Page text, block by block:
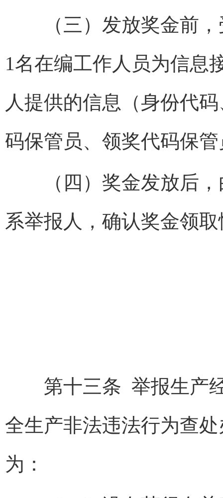
（三）发放奖金前，
1名在编工作人员为信息
人提供的信息（身份代
码保管员、领奖代码保
（四）奖金发放后，
系举报人，确认奖金领
第十三条 举报生产经
全生产非法违法行为查
为：